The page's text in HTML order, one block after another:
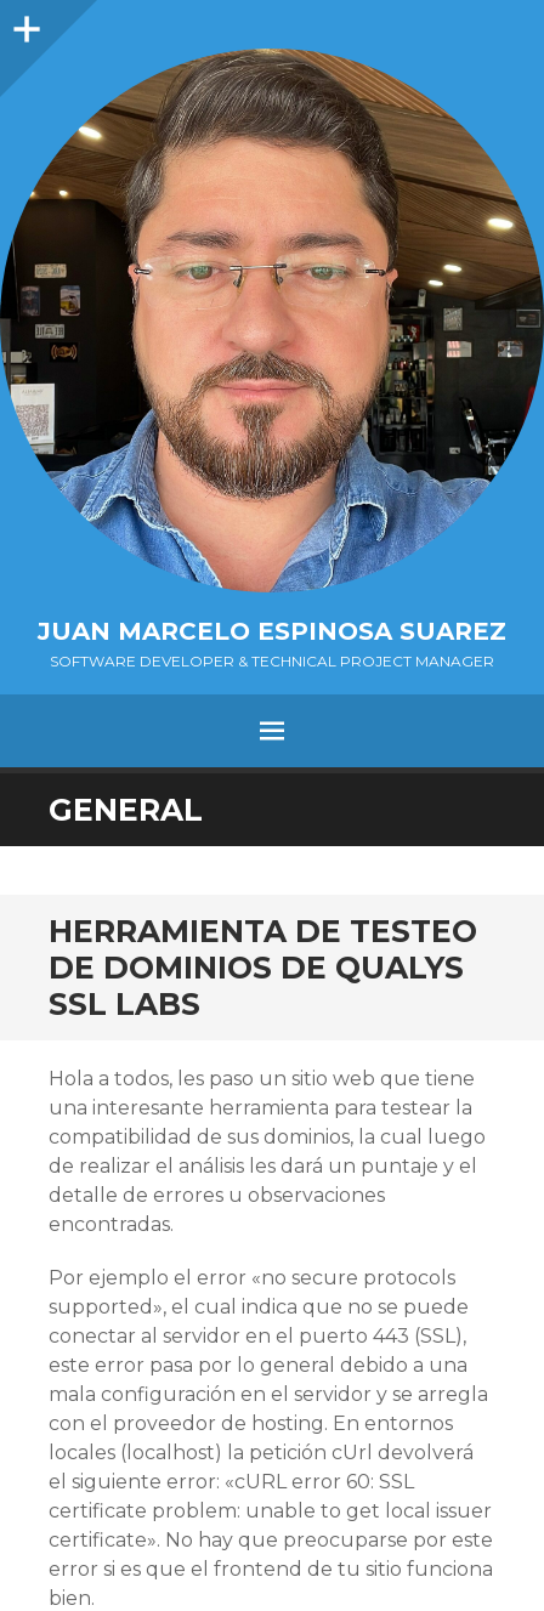
Barra
JUAN MARCELO ESPINOSA SUAREZ
SOFTWARE DEVELOPER & TECHNICAL PROJECT MANAGER
MENÚ
SALTAR
AL
GENERAL
HERRAMIENTA DE TESTEO
DE DOMINIOS DE QUALYS
SSL LABS
Hola a todos, les paso un sitio web que tiene
una interesante herramienta para testear la
compatibilidad de sus dominios, la cual luego
de realizar el análisis les dará un puntaje y el
detalle de errores u observaciones
encontradas.
Por ejemplo el error «no secure protocols
supported», el cual indica que no se puede
conectar al servidor en el puerto 443 (SSL),
este error pasa por lo general debido a una
mala configuración en el servidor y se arregla
con el proveedor de hosting. En entornos
locales (localhost) la petición cUrl devolverá
el siguiente error: «cURL error 60: SSL
certificate problem: unable to get local issuer
certificate». No hay que preocuparse por este
error si es que el frontend de tu sitio funciona
bien.